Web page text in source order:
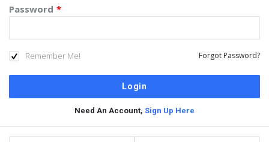
Password *
Remember Me! Forgot Password?
Need An Account, Sign Up Here
Sidebar